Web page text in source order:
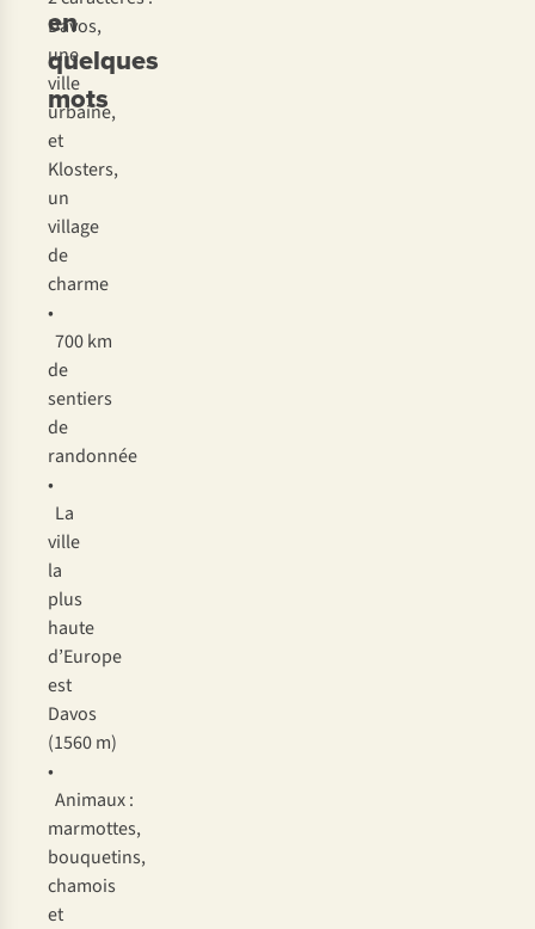
en
quelques
mots
Davos,
une
ville
urbaine,
et
Klosters,
un
village
de
charme
•
700 km
de
sentiers
de
randonnée
•
La
ville
la
plus
haute
d’Europe
est
Davos
(1560 m)
•
Animaux :
marmottes,
bouquetins,
chamois
et